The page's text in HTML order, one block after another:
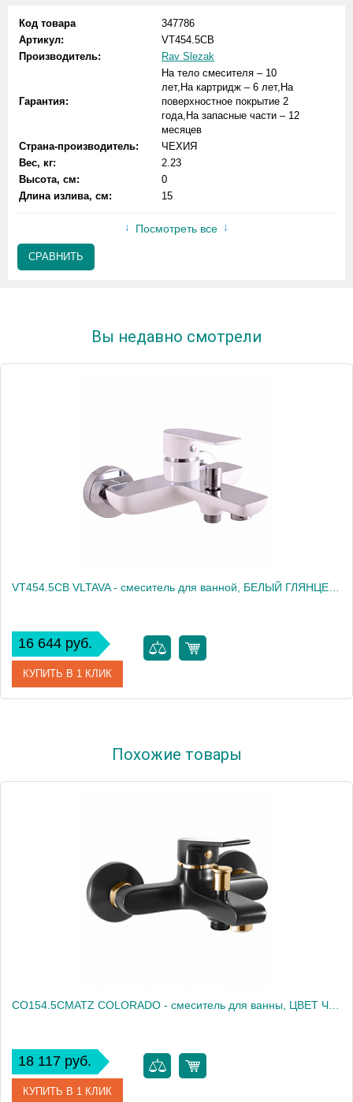
Код товара
347786
Артикул:
VT454.5CB
Производитель:
Rav Slezak
Гарантия:
На тело смесителя – 10
лет,На картридж – 6 лет,На
поверхностное покрытие 2
года,На запасные части – 12
месяцев
Страна-производитель:
ЧЕХИЯ
Вес, кг:
2.23
Высота, см:
0
Длина излива, см:
15
Посмотреть все
СРАВНИТЬ
Вы недавно смотрели
16 644 руб.
КУПИТЬ В 1 КЛИК
Высота, см 0.0000
Похожие товары
18 117 руб.
КУПИТЬ В 1 КЛИК